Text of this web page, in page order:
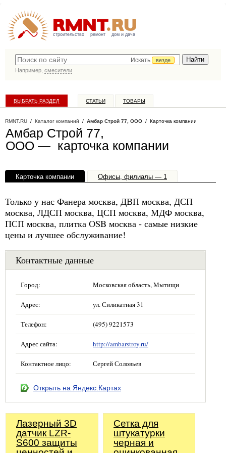
строительство ремонт дом и дача
Искать
везде
Например, смесители
ВЫБРАТЬ РАЗДЕЛ СТАТЬИ ТОВАРЫ
RMNT.RU / Каталог компаний / Амбар Строй 77, ООО / Карточка компании
Амбар Строй 77,
ООО — карточка компании
Карточка компании Офисы, филиалы — 1
Только у нас Фанера москва, ДВП москва, ДСП
москва, ЛДСП москва, ЦСП москва, МДФ москва,
ПСП москва, плитка OSB москва - самые низкие
цены и лучшее обслуживание!
Контактные данные
Город: Московская область, Мытищи
Адрес: ул. Силикатная 31
Телефон: (495) 9221573
Адрес сайта: http://ambarstroy.ru/
Контактное лицо: Сергей Соловьев
Открыть на Яндекс.Картах
Лазерный 3D
датчик LZR-
S600 защиты
Сетка для
штукатурки
черная и